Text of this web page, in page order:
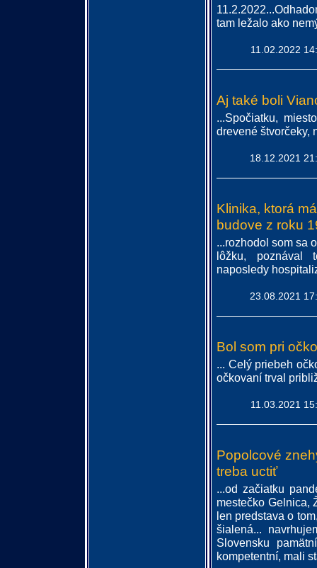
tam ležalo ako
11.02.2022
Aj také boli
...Spočiatku,
drevené štvorčeky,
18.12.2021
Klinika, ktorá
budove z roku
...rozhodol som sa
lôžku, poznával
naposledy
23.08.2021
Bol som pri
... Celý priebeh
očkovaní trval
11.03.2021
Popolcové
treba uctiť
...od začiatku
mestečko Gelnica,
len predstava o
šialená...
Slovensku
kompetentní, mali